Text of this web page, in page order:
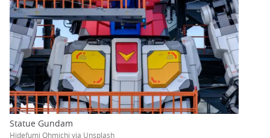
Statue Gundam
Hidefumi Ohmichi via Unsplash